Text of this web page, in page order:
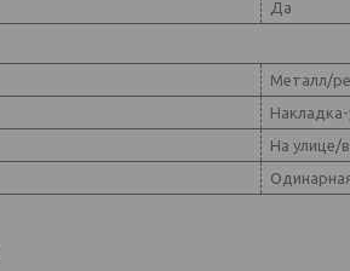
Да
Металл/
Накладка-
На улице/